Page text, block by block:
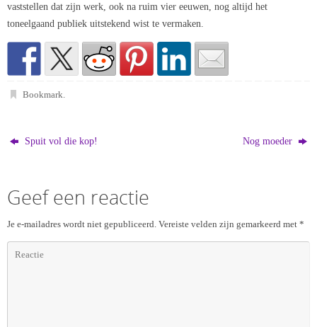
vaststellen dat zijn werk, ook na ruim vier eeuwen, nog altijd het
toneelgaand publiek uitstekend wist te vermaken.
Bookmark
Spuit vol die kop! Nog moeder
Geef een reactie
Je e-mailadres wordt niet gepubliceerd. Vereiste velden zijn gemarkeerd met *